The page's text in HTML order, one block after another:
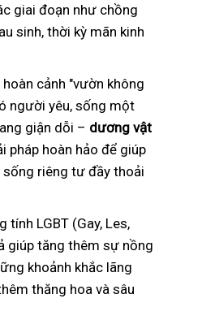
giai đoạn như chồng
sinh, thời kỳ mãn kinh
cảnh "vườn không
người yêu, sống một
giận dỗi – dương vật
pháp hoàn hảo để giúp
riêng tư đầy thoải
tính LGBT (Gay, Les,
giúp tăng thêm sự nồng
khoảnh khắc lãng
thăng hoa và sâu